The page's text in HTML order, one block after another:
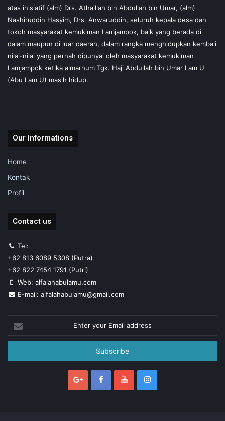
atas inisiatif (alm) Drs. Athaillah bin Abdullah bin Umar, (alm)
Nashiruddin Hasyim, Drs. Anwaruddin, seluruh kepala desa dan
tokoh masyarakat kemukiman Lamjampok, baik yang berada di
dalam maupun di luar daerah, dalam rangka menghidupkan kembali
nilai-nilai yang pernah dipunyai oleh masyarakat kemukiman
Lamjampok ketika almarhum Tgk. Haji Abdullah bin Umar Lam U
(Abu Lam U) masih hidup.
Our Informations
Home
Kontak
Profil
Contact us
Tel:
+62 813 6089 5308 (Putra)
+62 822 7454 1791 (Putri)
Web: alfalahabulamu.com
E-mail: alfalahabulamu@gmail.com
your
Email